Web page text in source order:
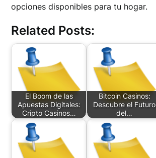
opciones disponibles para tu hogar.
Related Posts:
El Boom de las
Apuestas Digitales:
Cripto Casinos…
Bitcoin Casinos:
Descubre el Futuro
del…